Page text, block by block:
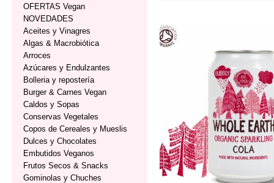
OFERTAS Vegan
NOVEDADES
Aceites y Vinagres
Algas & Macrobiótica
Arroces
Azúcares y Endulzantes
Bolleria y repostería
Burger & Carnes Vegan
Caldos y Sopas
Conservas Vegetales
Copos de Cereales y Mueslis
Dulces y Chocolates
Embutidos Veganos
Frutos Secos & Snacks
Gominolas y Chuches